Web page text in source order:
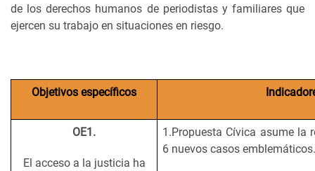
de los derechos humanos de periodistas y familiares que
ejercen su trabajo en situaciones en riesgo.
Objetivos específicos
OE1.
El acceso a la justicia ha
1.Propuesta Cívica asume la
6 nuevos casos emblemáticos.